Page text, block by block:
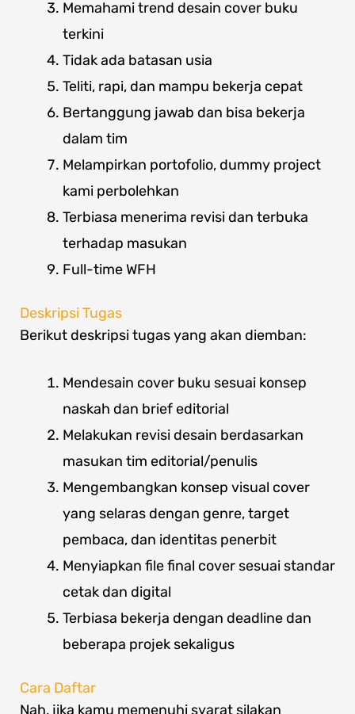
Memahami trend desain cover buku
terkini
Tidak ada batasan usia
Teliti, rapi, dan mampu bekerja cepat
Bertanggung jawab dan bisa bekerja
dalam tim
Melampirkan portofolio, dummy project
kami perbolehkan
Terbiasa menerima revisi dan terbuka
terhadap masukan
Full-time WFH
Deskripsi Tugas
Berikut deskripsi tugas yang akan diemban:
Mendesain cover buku sesuai konsep
naskah dan brief editorial
Melakukan revisi desain berdasarkan
masukan tim editorial/penulis
Mengembangkan konsep visual cover
yang selaras dengan genre, target
pembaca, dan identitas penerbit
Menyiapkan file final cover sesuai standar
cetak dan digital
Terbiasa bekerja dengan deadline dan
beberapa projek sekaligus
Cara Daftar
Nah, jika kamu memenuhi syarat silakan